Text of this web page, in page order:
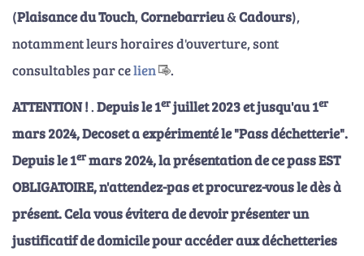
(Plaisance du Touch,Cornebarrieu&Cadours),
notamment leurs horaires d'ouverture, sont
consultables par celien
.
ATTENTION !.Depuis le 1erjuillet 2023 et jusqu'au 1er
mars 2024, Decoset a expérimenté le "Pass déchetterie".
Depuis le 1ermars 2024, la présentation de ce pass EST
OBLIGATOIRE, n'attendez-pas et procurez-vous le dès à
présent. Cela vous évitera de devoir présenter un
justificatif de domicile pour accéder aux déchetteries